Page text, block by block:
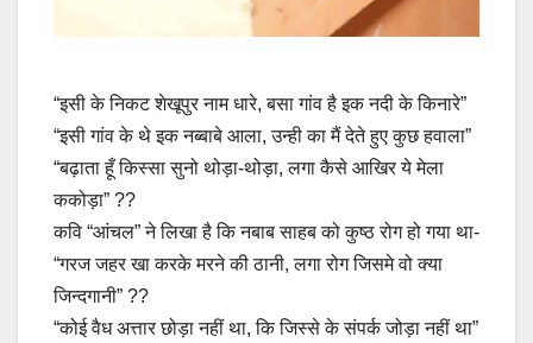
“इसी के निकट शेखूपुर नाम धारे, बसा गांव है इक नदी के किनारे”
“इसी गांव के थे इक नब्बाबे आला, उन्ही का मैं देते हुए कुछ हवाला”
“बढ़ाता हूँ किस्सा सुनो थोड़ा-थोड़ा, लगा कैसे आखिर ये मेला
ककोड़ा” ??
कवि “आंचल” ने लिखा है कि नबाब साहब को कुष्ठ रोग हो गया था-
“गरज जहर खा करके मरने की ठानी, लगा रोग जिसमे वो क्या
जिन्दगानी” ??
“कोई वैध अत्तार छोड़ा नहीं था, कि जिस्से के संपर्क जोड़ा नहीं था”